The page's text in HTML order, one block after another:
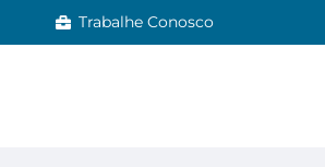
Trabalhe Conosco